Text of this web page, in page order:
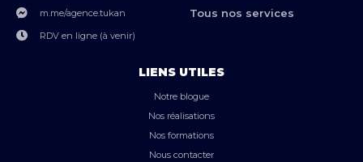
m.me/agence.tukan
RDV en ligne (à venir)
Tous nos services
LIENS UTILES
Notre blogue
Nos réalisations
Nos formations
Nous contacter